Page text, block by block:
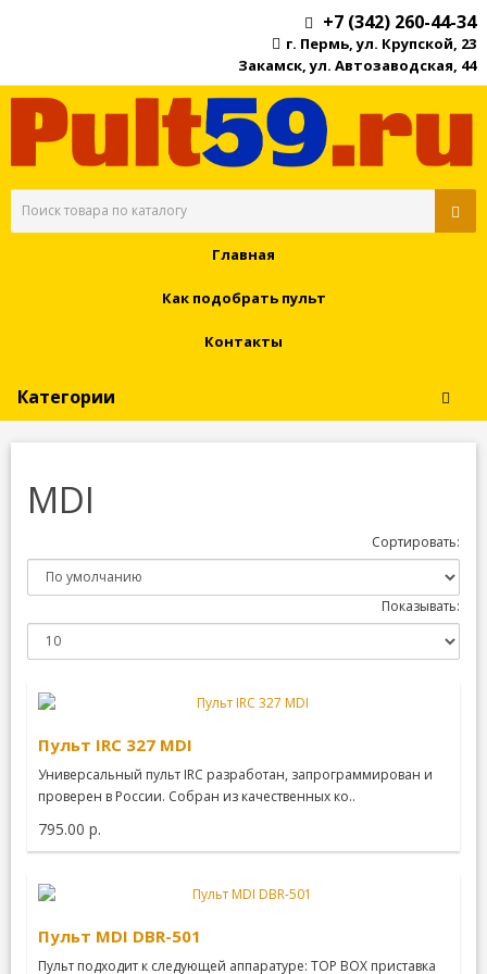
+7 (342) 260-44-34
г. Пермь, ул. Крупской, 23
Закамск, ул. Автозаводская, 44
Главная
Как подобрать пульт
Контакты
Категории
MDI
Сортировать:
Показывать:
Пульт IRC 327 MDI
Универсальный пульт IRC разработан, запрограммирован и
проверен в России. Cобран из качественных ко..
795.00 р.
Пульт MDI DBR-501
Пульт подходит к следующей аппаратуре: TOP BOX приставка